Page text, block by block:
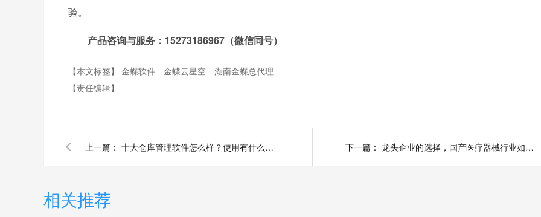
验。
产品咨询与服务：15273186967（微信同号）
【本文标签】 金蝶软件 金蝶云星空
湖南金蝶总代理
【责任编辑】
上一篇： 十大仓库管理软件怎么样？使用有什么优势？ 下一篇： 龙头企业的选择，国产医疗器械行业如何以数治实现五力成长？
相关推荐